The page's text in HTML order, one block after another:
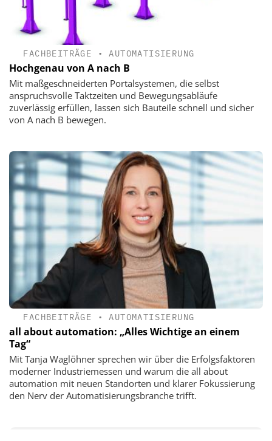
FACHBEITRÄGE •AUTOMATISIERUNG
Hochgenau von A nach B
Mit maßgeschneiderten Portalsystemen, die selbst
anspruchsvolle Taktzeiten und Bewegungsabläufe
zuverlässig erfüllen, lassen sich Bauteile schnell und sicher
von A nach B bewegen.
FACHBEITRÄGE •AUTOMATISIERUNG
all about automation: „Alles Wichtige an einem
Tag“
Mit Tanja Waglöhner sprechen wir über die Erfolgsfaktoren
moderner Industriemessen und warum die all about
automation mit neuen Standorten und klarer Fokussierung
den Nerv der Automatisierungsbranche trifft.